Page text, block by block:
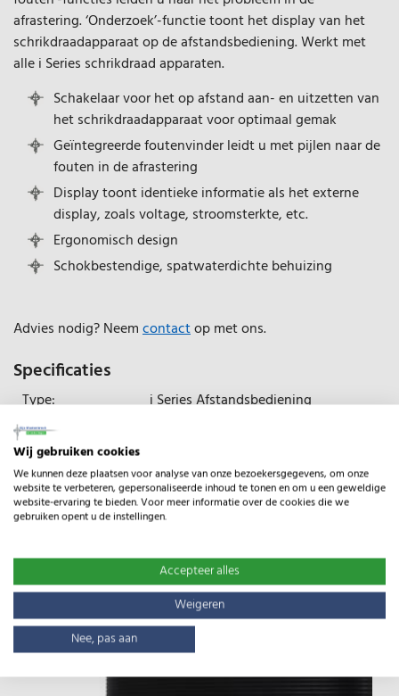
afrastering. ‘Onderzoek’-functie toont het display van het
schrikdraadapparaat op de afstandsbediening. Werkt met
alle i Series schrikdraad apparaten.
Schakelaar voor het op afstand aan- en uitzetten van
het schrikdraadapparaat voor optimaal gemak
Geïntegreerde foutenvinder leidt u met pijlen naar de
fouten in de afrastering
Display toont identieke informatie als het externe
display, zoals voltage, stroomsterkte, etc.
Ergonomisch design
Schokbestendige, spatwaterdichte behuizing
Advies nodig? Neemcontactop met ons.
Specificaties
Type:
i Series Afstandsbediening
Gewicht:
Gerelateerde producten
Wij gebruiken cookies
We kunnen deze plaatsen voor analyse van onze bezoekersgegevens, om onze
website te verbeteren, gepersonaliseerde inhoud te tonen en om u een geweldige
website-ervaring te bieden. Voor meer informatie over de cookies die we
gebruiken opent u de instellingen.
Accepteer alles
Weigeren
Nee, pas aan